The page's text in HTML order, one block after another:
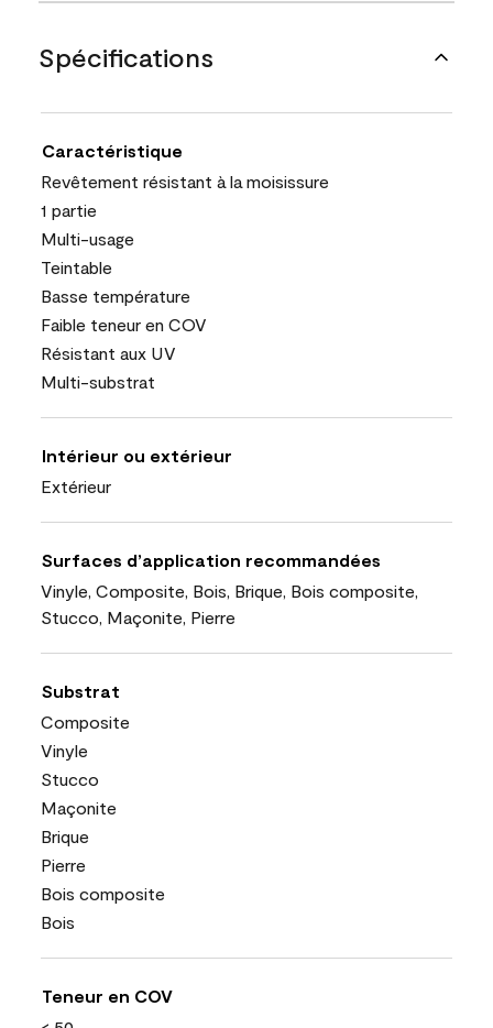
Spécifications
Caractéristique
Revêtement résistant à la moisissure
1 partie
Multi-usage
Teintable
Basse température
Faible teneur en COV
Résistant aux UV
Multi-substrat
Intérieur ou extérieur
Extérieur
Surfaces d’application recommandées
Vinyle, Composite, Bois, Brique, Bois composite,
Stucco, Maçonite, Pierre
Substrat
Composite
Vinyle
Stucco
Maçonite
Brique
Pierre
Bois composite
Bois
Teneur en COV